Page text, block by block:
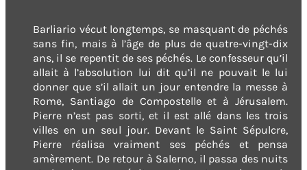
Barliario vécut longtemps, se masquant de péchés
sans fin, mais à l’âge de plus de quatre-vingt-dix
ans, il se repentit de ses péchés. Le confesseur qu’il
allait à l’absolution lui dit qu’il ne pouvait le lui
donner que s’il allait un jour entendre la messe à
Rome, Santiago de Compostelle et à Jérusalem.
Pierre n’est pas sorti, et il est allé dans les trois
villes en un seul jour. Devant le Saint Sépulcre,
Pierre réalisa vraiment ses péchés et pensa
amèrement. De retour à Salerno, il passa des nuits